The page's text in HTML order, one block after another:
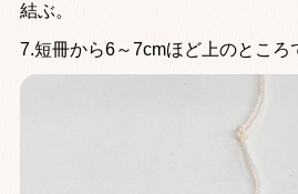
結ぶ。
7.短冊から6～7cmほど上のところ